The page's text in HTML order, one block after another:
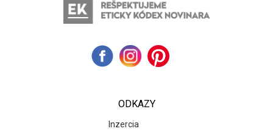
ODKAZY
Inzercia